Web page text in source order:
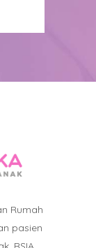
Rumah
pasien